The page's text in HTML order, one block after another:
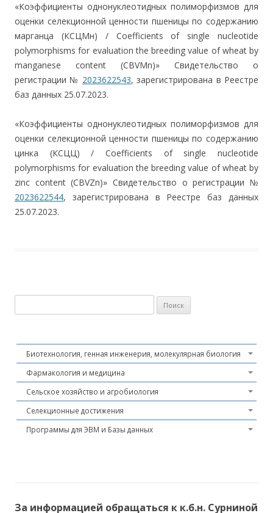
«Коэффициенты однонуклеотидных полиморфизмов для
оценки селекционной ценности пшеницы по содержанию
марганца (КСЦМн) / Сoefficients of single nucleotide
polymorphisms for evaluation the breeding value of wheat by
manganese content (СBVMn)» Свидетельство о
регистрации № 2023622543, зарегистрирована в Реестре
баз данных 25.07.2023.
«Коэффициенты однонуклеотидных полиморфизмов для
оценки селекционной ценности пшеницы по содержанию
цинка (КСЦЦ) / Сoefficients of single nucleotide
polymorphisms for evaluation the breeding value of wheat by
zinc content (СBVZn)» Свидетельство о регистрации №
2023622544, зарегистрирована в Реестре баз данных
25.07.2023.
Биотехнология, генная инженерия, молекулярная биология
Фармакология и медицина
Сельское хозяйство и агробиология
Селекционные достижения
Программы для ЭВМ и Базы данных
За информацией обращаться к к.б.н. Сурниной